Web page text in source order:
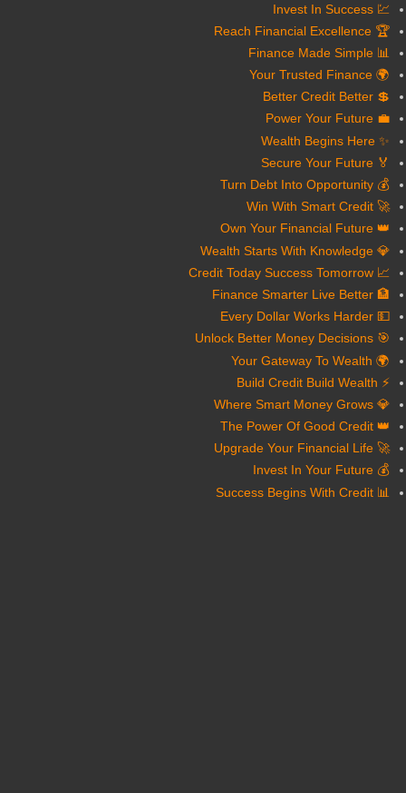
💹 Invest In Success
🏆 Reach Financial Excellence
📊 Finance Made Simple
🌍 Your Trusted Finance
💲 Better Credit Better
💼 Power Your Future
✨ Wealth Begins Here
🏅 Secure Your Future
💰 Turn Debt Into Opportunity
🚀 Win With Smart Credit
👑 Own Your Financial Future
💎 Wealth Starts With Knowledge
📈 Credit Today Success Tomorrow
🏦 Finance Smarter Live Better
💵 Every Dollar Works Harder
🎯 Unlock Better Money Decisions
🌍 Your Gateway To Wealth
⚡ Build Credit Build Wealth
💎 Where Smart Money Grows
👑 The Power Of Good Credit
🚀 Upgrade Your Financial Life
💰 Invest In Your Future
📊 Success Begins With Credit